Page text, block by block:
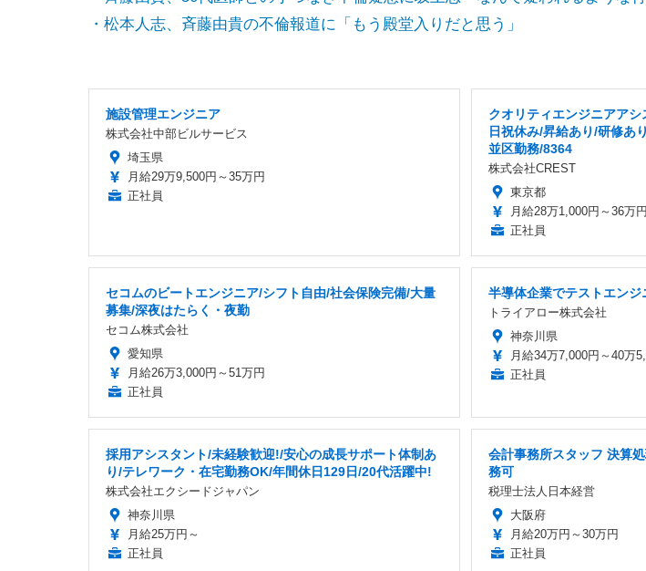
・松本人志、斉藤由貴の不倫報道に「もう殿堂入りだと思う」
施設管理エンジニア
株式会社中部ビルサービス
埼玉県
月給29万9,500円～35万円
正社員
クオリティエンジニアア
日祝休み/昇給あり/研修あ
並区勤務/8364
株式会社CREST
東京都
月給28万1,000円～36万円
正社員
セコムのビートエンジニア/シフト自由/社会保険完備/大量
募集/深夜はたらく・夜勤
セコム株式会社
愛知県
月給26万3,000円～51万円
正社員
半導体企業でテストエンジ
トライアロー株式会社
神奈川県
月給34万7,000円～40万
正社員
採用アシスタント/未経験歓迎!/安心の成長サポート体制あ
り/テレワーク・在宅勤務OK/年間休日129日/20代活躍中!
株式会社エクシードジャパン
神奈川県
月給25万円～
正社員
会計事務所スタッフ 決算
務可
税理士法人日本経営
大阪府
月給20万円～30万円
正社員